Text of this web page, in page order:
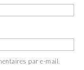
par e-mail.